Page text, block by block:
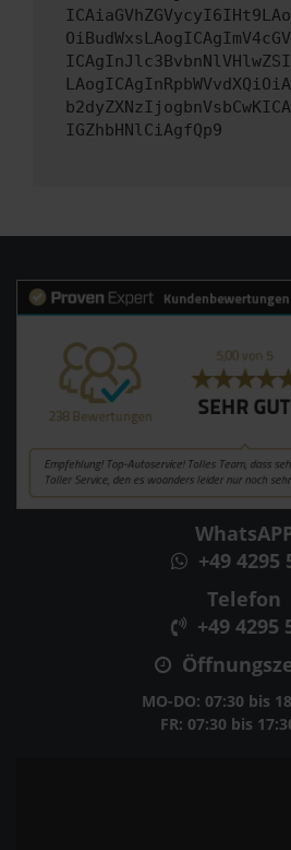
IGZhbHNlCiAgfQp9
+49 4295
Telefon
+49 4295
MO-DO: 07:30 bis
FR: 07:30 bis